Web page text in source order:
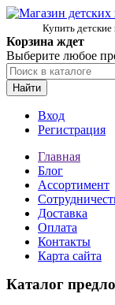
Купить
Корзина ждет
Выберите любое
Найти
Вход
Регистрация
Главная
Блог
Ассортимент
Доставка
Оплата
Контакты
Карта сайта
Каталог